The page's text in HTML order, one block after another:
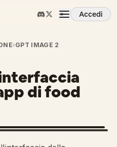
Accedi
›GPT IMAGE 2
di food